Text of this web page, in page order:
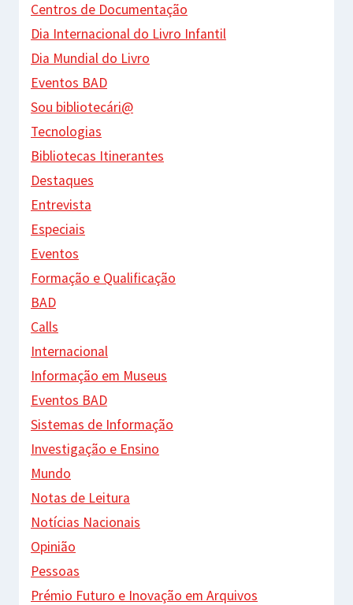
Centros de Documentação
Dia Internacional do Livro Infantil
Dia Mundial do Livro
Eventos BAD
Sou bibliotecári@
Tecnologias
Bibliotecas Itinerantes
Destaques
Entrevista
Especiais
Eventos
Formação e Qualificação
BAD
Calls
Internacional
Informação em Museus
Eventos BAD
Sistemas de Informação
Investigação e Ensino
Mundo
Notas de Leitura
Notícias Nacionais
Opinião
Pessoas
Prémio Futuro e Inovação em Arquivos